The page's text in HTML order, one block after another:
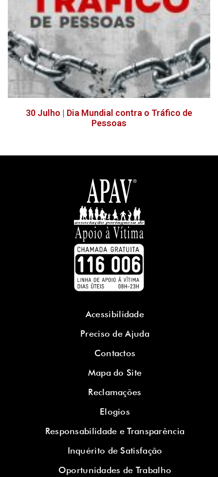
30 Julho | Dia Mundial contra o Tráfico de
Pessoas
Acessibilidade
Preciso de Ajuda
Contactos
Mapa do Site
Reclamações
Elogios
Responsabilidade e Transparência
Inquérito de Satisfação
Oportunidades de Trabalho